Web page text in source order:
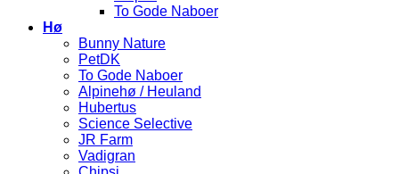
To Gode Naboer
Hø
Bunny Nature
PetDK
To Gode Naboer
Alpinehø / Heuland
Hubertus
Science Selective
JR Farm
Vadigran